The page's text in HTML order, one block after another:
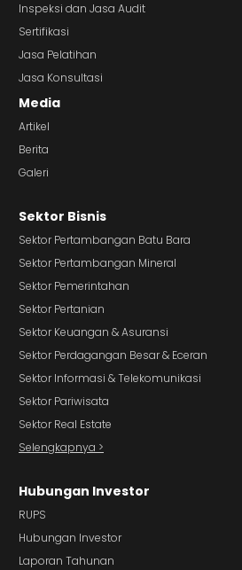
Inspeksi dan Jasa Audit
Sertifikasi
Jasa Pelatihan
Jasa Konsultasi
Media
Artikel
Berita
Galeri
Sektor Bisnis
Sektor Pertambangan Batu Bara
Sektor Pertambangan Mineral
Sektor Pemerintahan
Sektor Pertanian
Sektor Keuangan & Asuransi
Sektor Perdagangan Besar & Eceran
Sektor Informasi & Telekomunikasi
Sektor Pariwisata
Sektor Real Estate
Selengkapnya >
Hubungan Investor
RUPS
Hubungan Investor
Laporan Tahunan